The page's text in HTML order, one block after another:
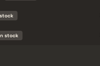
stock